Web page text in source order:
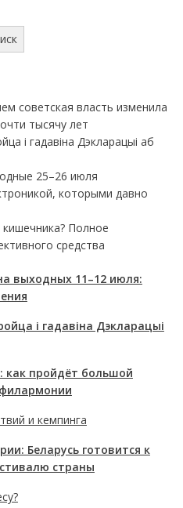
советская власть изменила
тысячу лет
і гадавіна Дэкларацыі аб
25–26 июля
которыми давно
Полное
средства
выходных 11–12 июля:
і гадавіна Дэкларацыі
как пройдёт большой
и кемпинга
Беларусь готовится к
страны